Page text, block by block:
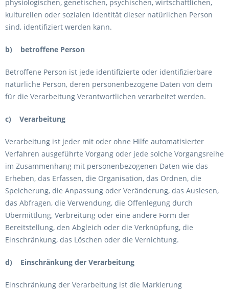
physiologischen, genetischen, psychischen, wirtschaftlichen,
kulturellen oder sozialen Identität dieser natürlichen Person
sind, identifiziert werden kann.
b) betroffene Person
Betroffene Person ist jede identifizierte oder identifizierbare
natürliche Person, deren personenbezogene Daten von dem
für die Verarbeitung Verantwortlichen verarbeitet werden.
c) Verarbeitung
Verarbeitung ist jeder mit oder ohne Hilfe automatisierter
Verfahren ausgeführte Vorgang oder jede solche Vorgangsreihe
im Zusammenhang mit personenbezogenen Daten wie das
Erheben, das Erfassen, die Organisation, das Ordnen, die
Speicherung, die Anpassung oder Veränderung, das Auslesen,
das Abfragen, die Verwendung, die Offenlegung durch
Übermittlung, Verbreitung oder eine andere Form der
Bereitstellung, den Abgleich oder die Verknüpfung, die
Einschränkung, das Löschen oder die Vernichtung.
d) Einschränkung der Verarbeitung
Einschränkung der Verarbeitung ist die Markierung